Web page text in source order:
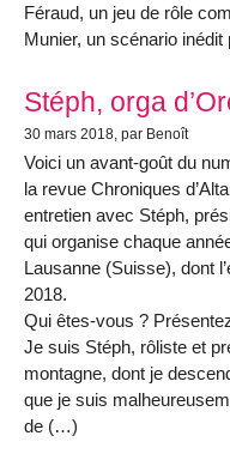
Féraud, un jeu de rôle
Munier, un scénario
Stéph, orga
30 mars 2018, par Benoît
Voici un avant-goût du
la revue Chroniques
entretien avec Stéph,
qui organise chaque
Lausanne (Suisse), dont
2018.
Qui êtes-vous ?
Je suis Stéph, rôliste et
montagne, dont je
que je suis
de (…)